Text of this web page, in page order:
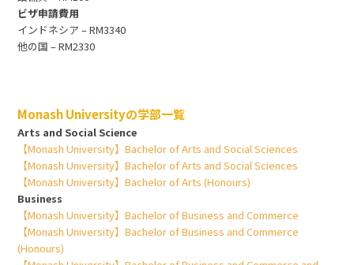
ビザ申請費用
インドネシア – RM3340
他の国 – RM2330
Monash Universityの学部一覧
Arts and Social Science
【Monash University】Bachelor of Arts and Social Sciences
【Monash University】Bachelor of Arts and Social Sciences
【Monash University】Bachelor of Arts (Honours)
Business
【Monash University】Bachelor of Business and Commerce
【Monash University】Bachelor of Business and Commerce
(Honours)